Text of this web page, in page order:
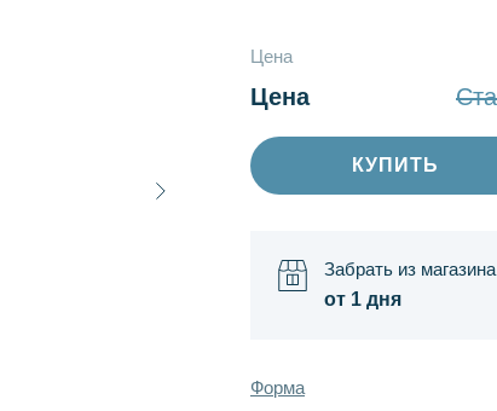
от 1 дня
Забрать из магазина
Форма
Цена
Цена
КУПИТЬ